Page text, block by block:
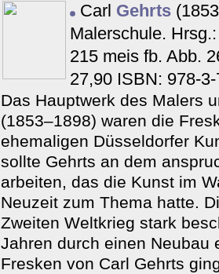
Carl Gehrts
Malerschule.
215 meis fb. Abb.
27,90 ISBN: 978-
Das Hauptwerk des Malers
(1853–1898) waren die
ehemaligen Düsseldorfer
sollte Gehrts an dem
arbeiten, das die Kunst im
Neuzeit zum Thema hatte.
Zweiten Weltkrieg stark
Jahren durch einen Neubau
Fresken von Carl Gehrts